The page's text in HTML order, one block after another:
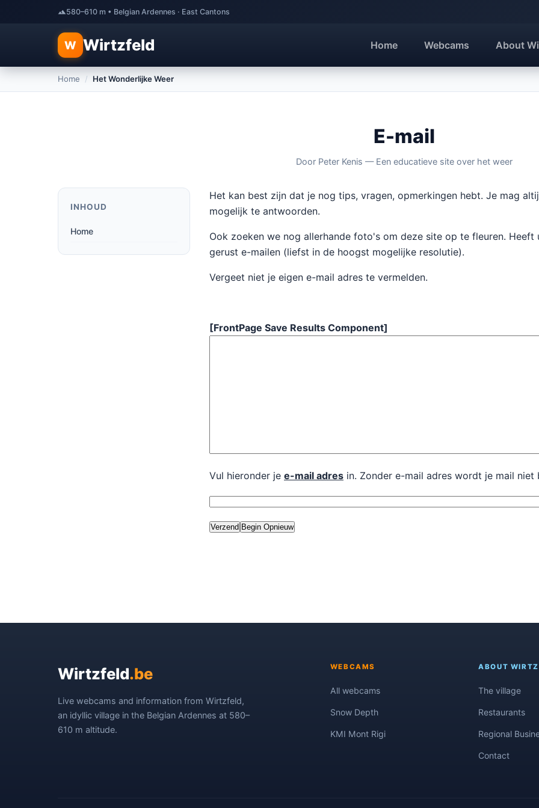
580–610 m • Belgian Ardennes · East Cantons
W Wirtzfeld Home Webcams About
Home / Het Wonderlijke Weer
E-mail
Door Peter Kenis — Een educatieve site over het weer
INHOUD
Home
Het kan best zijn dat je nog tips, vragen, opmerkingen hebt. Je mag
mogelijk te antwoorden.
Ook zoeken we nog allerhande foto's om deze site op te fleuren.
gerust e-mailen (liefst in de hoogst mogelijke resolutie).
Vergeet niet je eigen e-mail adres te vermelden.
[FrontPage Save Results Component]
Vul hieronder je e-mail adres in. Zonder e-mail adres wordt je mail niet
Wirtzfeld.be
Live webcams and information from Wirtzfeld,
an idyllic village in the Belgian Ardennes at 580–
610 m altitude.
WEBCAMS
All webcams
Snow Depth
KMI Mont Rigi
ABOUT
The village
Restaurants
Regional
Contact